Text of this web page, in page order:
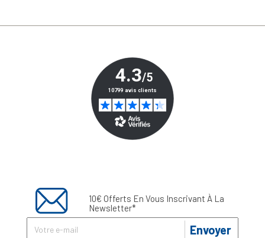
10€ Offerts En Vous Inscrivant À La
Newsletter*
Envoyer